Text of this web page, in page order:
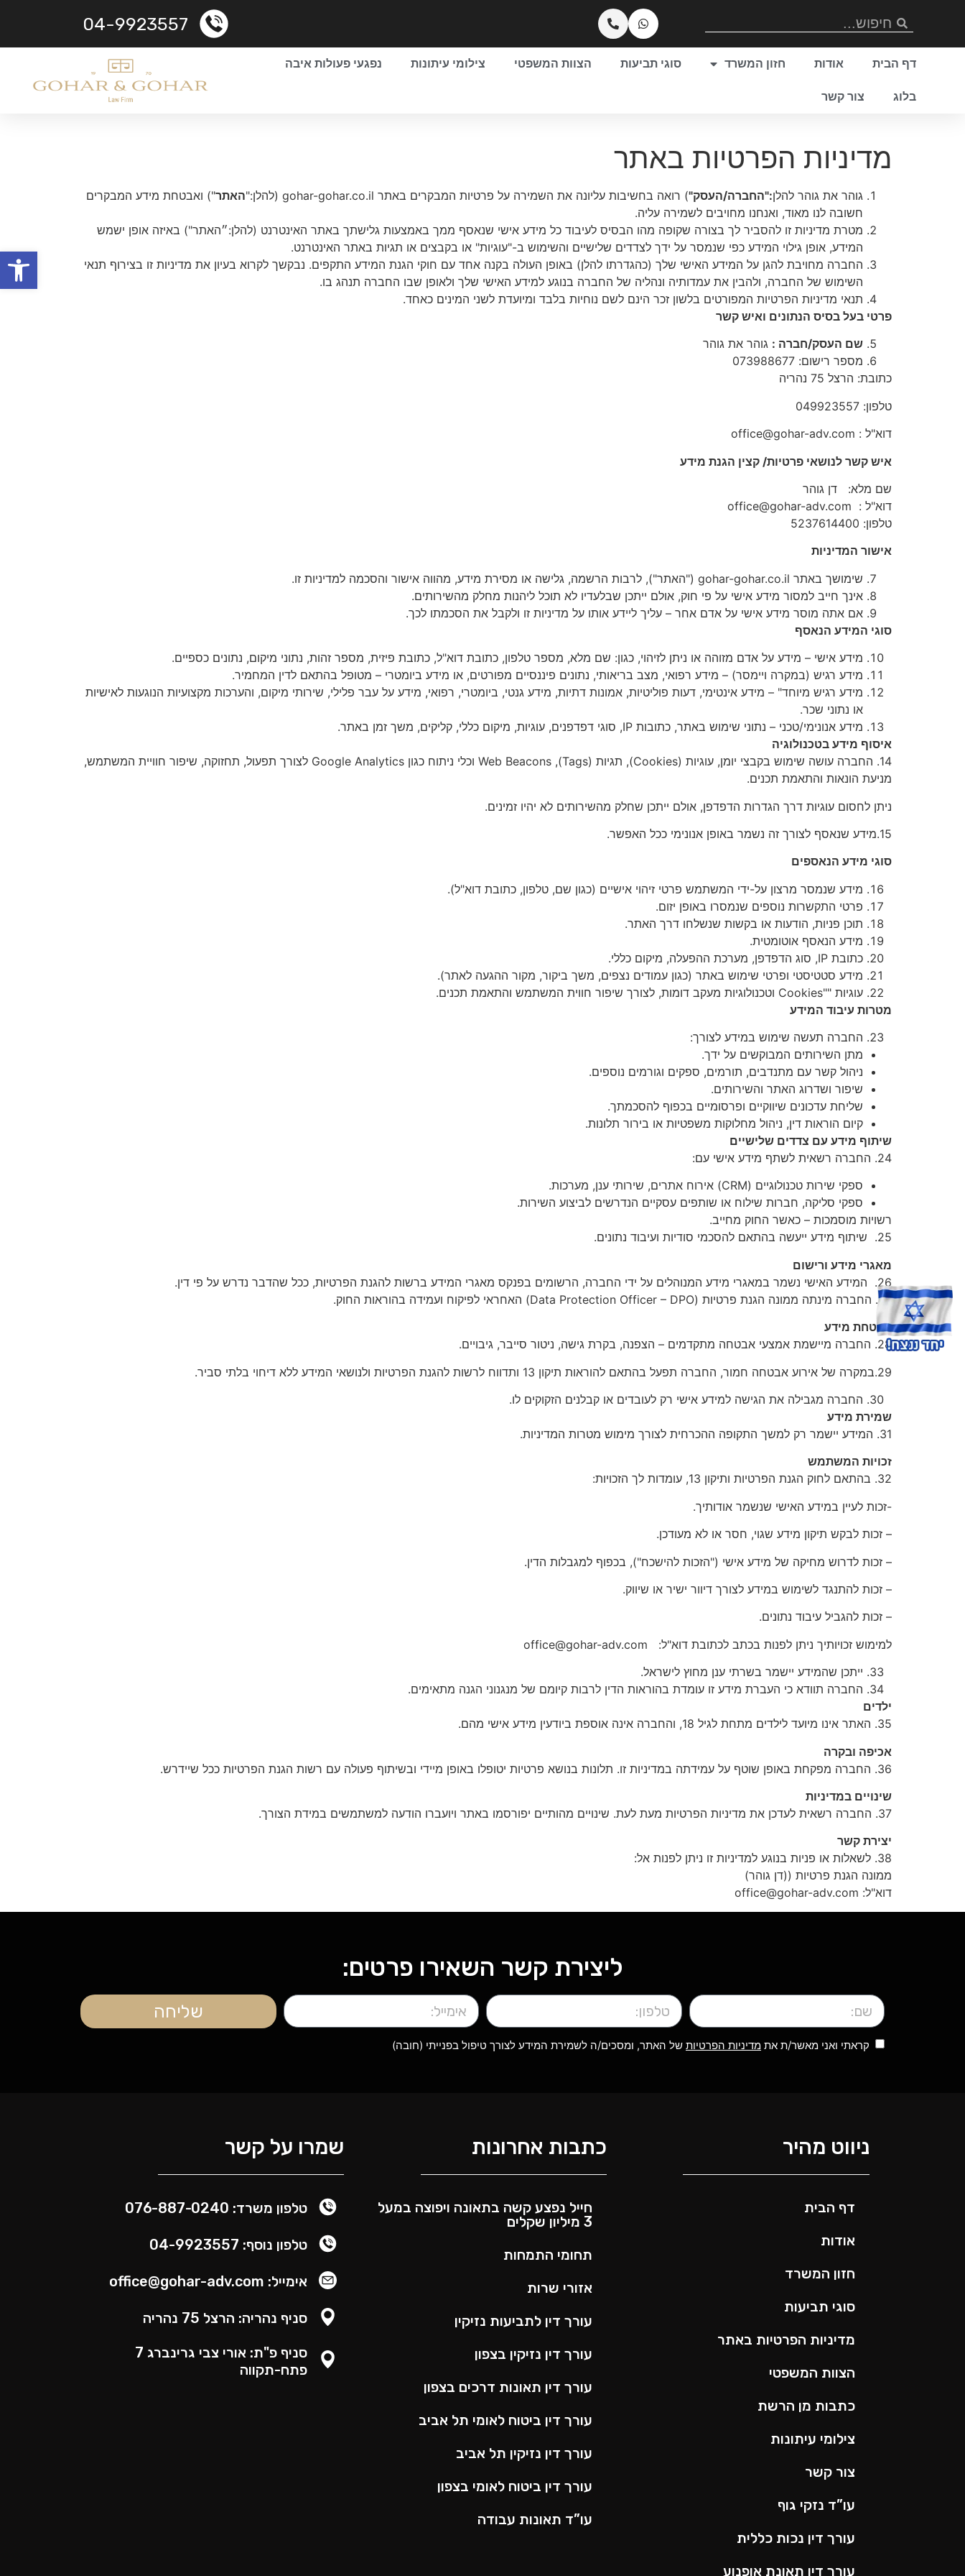
04-9923557
דף הבית אודות חזון המשרד סוגי תביעות הצוות המשפטי צילומי עיתונות נפגעי פעולות איבה
בלוג צור קשר
מדיניות הפרטיות באתר
גוהר את גוהר להלן:"החברה/העסק") רואה בחשיבות עליונה את השמירה על פרטיות המבקרים באתר gohar-gohar.co.il (להלן:" האתר") ואבטחת מידע המבקרים
חשובה לנו מאוד, ואנחנו מחויבים לשמירה עליה.
מטרת מדיניות זו להסביר לך בצורה שקופה מהו הבסיס לעיבוד כל מידע אישי שנאסף ממך באמצעות גלישתך באתר האינטרנט (להלן:״האתר") באיזה אופן ישמש
המידע, אופן גילוי המידע כפי שנמסר על ידך לצדדים שלישיים והשימוש ב-"עוגיות" או בקבצים או תגיות באתר האינטרנט.
החברה מחויבת להגן על המידע האישי שלך (כהגדרתו להלן) באופן העולה בקנה אחד עם חוקי הגנת המידע התקפים. נבקשך לקרוא בעיון את מדיניות זו בצירוף תנאי
השימוש של החברה, ולהבין את עמדותיה ונהליה של החברה בנוגע למידע האישי שלך ולאופן שבו החברה תנהג בו.
תנאי מדיניות הפרטיות המפורטים בלשון זכר הינם לשם נוחיות בלבד ומיועדת לשני המינים כאחד.
פרטי בעל בסיס הנתונים ואיש קשר
שם העסק/חברה : גוהר את גוהר
מספר רישום: 073988677
כתובת: הרצל 75 נהריה
טלפון: 049923557
דוא"ל : office@gohar-adv.com
איש קשר לנושאי פרטיות/ קצין הגנת מידע
שם מלא: דן גוהר
דוא"ל : office@gohar-adv.com
טלפון: 5237614400
אישור המדיניות
שימושך באתר gohar-gohar.co.il ("האתר"), לרבות הרשמה, גלישה או מסירת מידע, מהווה אישור והסכמה למדיניות זו.
אינך חייב למסור מידע אישי על פי חוק, אולם ייתכן שבלעדיו לא תוכל ליהנות מחלק מהשירותים.
אם אתה מוסר מידע אישי על אדם אחר – עליך ליידע אותו על מדיניות זו ולקבל את הסכמתו לכך.
סוגי המידע הנאסף
מידע אישי – מידע על אדם מזוהה או ניתן לזיהוי, כגון: שם מלא, מספר טלפון, כתובת דוא"ל, כתובת פיזית, מספר זהות, נתוני מיקום, נתונים כספיים.
מידע רגיש (במקרה ויימסר) – מידע רפואי, מצב בריאותי, נתונים פיננסיים מפורטים, או מידע ביומטרי – מטופל בהתאם לדין המחמיר.
מידע רגיש מיוחד" – מידע אינטימי, דעות פוליטיות, אמונות דתיות, מידע גנטי, ביומטרי, רפואי, מידע על עבר פלילי, שירותי מיקום, והערכות מקצועיות הנוגעות לאישיות
או נתוני שכר.
מידע אנונימי/טכני – נתוני שימוש באתר, כתובות IP, סוגי דפדפנים, עוגיות, מיקום כללי, קליקים, משך זמן באתר.
איסוף מידע בטכנולוגיה
14. החברה עושה שימוש בקבצי יומן, עוגיות (Cookies), תגיות (Tags), Web Beacons וכלי ניתוח כגון Google Analytics לצורך תפעול, תחזוקה, שיפור חוויית המשתמש,
מניעת הונאות והתאמת תכנים.
ניתן לחסום עוגיות דרך הגדרות הדפדפן, אולם ייתכן שחלק מהשירותים לא יהיו זמינים.
15.מידע שנאסף לצורך זה נשמר באופן אנונימי ככל האפשר.
סוגי מידע הנאספים
מידע שנמסר מרצון על-ידי המשתמש פרטי זיהוי אישיים (כגון שם, טלפון, כתובת דוא"ל).
פרטי התקשרות נוספים שנמסרו באופן יזום.
תוכן פניות, הודעות או בקשות שנשלחו דרך האתר.
מידע הנאסף אוטומטית.
כתובת IP, סוג הדפדפן, מערכת ההפעלה, מיקום כללי.
מידע סטטיסטי ופרטי שימוש באתר (כגון עמודים נצפים, משך ביקור, מקור ההגעה לאתר).
עוגיות ""Cookies וטכנולוגיות מעקב דומות, לצורך שיפור חווית המשתמש והתאמת תכנים.
מטרות עיבוד המידע
החברה תעשה שימוש במידע לצורך:
מתן השירותים המבוקשים על ידך.
ניהול קשר עם מתנדבים, תורמים, ספקים וגורמים נוספים.
שיפור ושדרוג האתר והשירותים.
שליחת עדכונים שיווקיים ופרסומיים בכפוף להסכמתך.
קיום הוראות דין, ניהול מחלוקות משפטיות או בירור תלונות.
שיתוף מידע עם צדדים שלישיים
24. החברה רשאית לשתף מידע אישי עם:
ספקי שירות טכנולוגיים (CRM) אירוח אתרים, שירותי ענן, מערכות.
ספקי סליקה, חברות שילוח או שותפים עסקיים הנדרשים לביצוע השירות.
רשויות מוסמכות – כאשר החוק מחייב.
25. שיתוף מידע ייעשה בהתאם להסכמי סודיות ועיבוד נתונים.
מאגרי מידע ורישום
26. המידע האישי נשמר במאגרי מידע המנוהלים על ידי החברה, הרשומים בפנקס מאגרי המידע ברשות להגנת הפרטיות, ככל שהדבר נדרש על פי דין.
27. החברה מינתה ממונה הגנת פרטיות (Data Protection Officer – DPO) האחראי לפיקוח ועמידה בהוראות החוק.
אבטחת מידע
28. החברה מיישמת אמצעי אבטחה מתקדמים – הצפנה, בקרת גישה, ניטור סייבר, גיבויים.
29.במקרה של אירוע אבטחה חמור, החברה תפעל בהתאם להוראות תיקון 13 ותדווח לרשות להגנת הפרטיות ולנושאי המידע ללא דיחוי בלתי סביר.
החברה מגבילה את הגישה למידע אישי רק לעובדים או קבלנים הזקוקים לו.
שמירת מידע
31. המידע יישמר רק למשך התקופה ההכרחית לצורך מימוש מטרות המדיניות.
זכויות המשתמש
32. בהתאם לחוק הגנת הפרטיות ותיקון 13, עומדות לך הזכויות:
-זכות לעיין במידע האישי שנשמר אודותיך.
– זכות לבקש תיקון מידע שגוי, חסר או לא מעודכן.
– זכות לדרוש מחיקה של מידע אישי ("הזכות להישכח"), בכפוף למגבלות הדין.
– זכות להתנגד לשימוש במידע לצורך דיוור ישיר או שיווק.
– זכות להגביל עיבוד נתונים.
למימוש זכויותיך ניתן לפנות בכתב לכתובת דוא"ל: office@gohar-adv.com
ייתכן שהמידע יישמר בשרתי ענן מחוץ לישראל.
החברה תוודא כי העברת מידע זו עומדת בהוראות הדין לרבות קיומם של מנגנוני הגנה מתאימים.
ילדים
35. האתר אינו מיועד לילדים מתחת לגיל 18, והחברה אינה אוספת ביודעין מידע אישי מהם.
אכיפה ובקרה
36. החברה מפקחת באופן שוטף על עמידתה במדיניות זו. תלונות בנושא פרטיות יטופלו באופן מיידי ובשיתוף פעולה עם רשות הגנת הפרטיות ככל שיידרש.
שינויים במדיניות
37. החברה רשאית לעדכן את מדיניות הפרטיות מעת לעת. שינויים מהותיים יפורסמו באתר ויועברו הודעה למשתמשים במידת הצורך.
יצירת קשר
38. לשאלות או פניות בנוגע למדיניות זו ניתן לפנות אל:
ממונה הגנת פרטיות ((דן גוהר)
דוא"ל: office@gohar-adv.com
ליצירת קשר השאירו פרטים:
שליחה
קראתי ואני מאשר/ת את מדיניות הפרטיות של האתר, ומסכים/ה לשמירת המידע לצורך טיפול בפנייתי (חובה)
ניווט מהיר
דף הבית
אודות
חזון המשרד
סוגי תביעות
מדיניות הפרטיות באתר
הצוות המשפטי
כתבות מן הרשת
צילומי עיתונות
צור קשר
עו”ד נזקי גוף
עורך דין נכות כללית
עורך דין תאונת אופנוע
כתבות אחרונות
חייל נפצע קשה בתאונה ויפוצה במעל
3 מיליון שקלים
תחומי התמחות
אזורי שרות
עורך דין לתביעות נזיקין
עורך דין נזיקין בצפון
עורך דין תאונות דרכים בצפון
עורך דין ביטוח לאומי תל אביב
עורך דין נזיקין תל אביב
עורך דין ביטוח לאומי בצפון
עו”ד תאונות עבודה
שמרו על קשר
טלפון משרד: 076-887-0240
טלפון נוסף: 04-9923557
אימייל: office@gohar-adv.com​
סניף נהריה: הרצל 75 נהריה
סניף פ"ת: אורי צבי גרינברג 7
פתח-תקווה